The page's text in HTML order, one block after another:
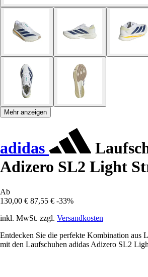
Mehr anzeigen
adidas
Adizero SL2 Light
Ab
130,00 € 87,55 € -33%
inkl. MwSt. zzgl. Versandkosten
Entdecken Sie die perfekte Kombination aus
mit den Laufschuhen adidas Adizero SL2